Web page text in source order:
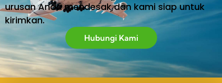
urusan Anda mendesak dan kami siap untuk
kirimkan.
Hubungi Kami